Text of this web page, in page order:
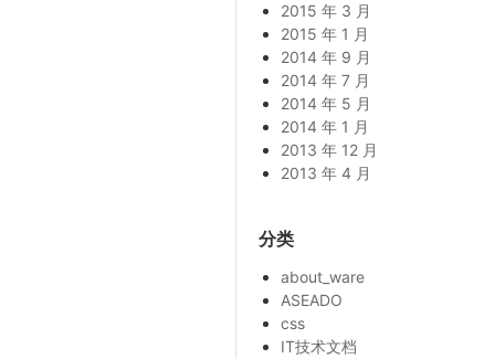
2015 年 3 月
2015 年 1 月
2014 年 9 月
2014 年 7 月
2014 年 5 月
2014 年 1 月
2013 年 12 月
2013 年 4 月
分类
about_ware
ASEADO
css
IT技术文档